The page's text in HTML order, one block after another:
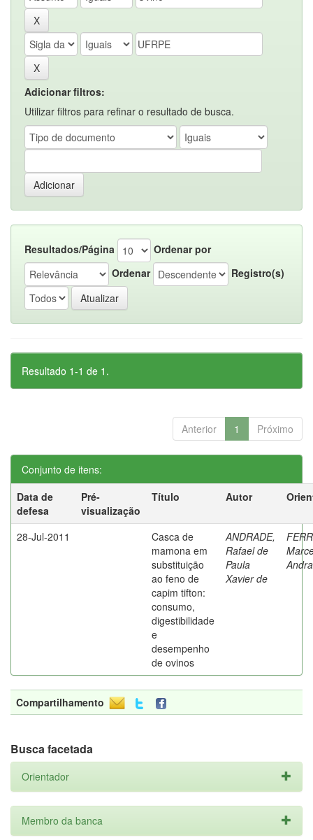
Adicionar filtros:
Utilizar filtros para refinar o resultado de busca.
Resultados/Página
Ordenar por
Ordenar
Registro(s)
Resultado 1-1 de 1.
Anterior 1 Próximo
Conjunto de itens:
Data de
defesa
Pré-
visualização
Título Autor
28-Jul-2011
Casca de
mamona em
substituição
ao feno de
capim tifton:
consumo,
digestibilidade
e
desempenho
de ovinos
ANDRADE,
Rafael de
Paula
Xavier de
Compartilhamento
Busca facetada
Orientador
Membro da banca